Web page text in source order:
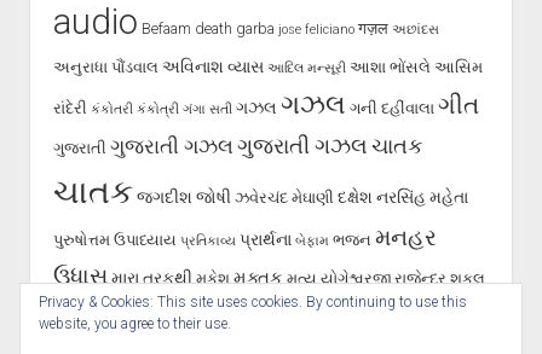
audio Befaam death garba jose feliciano गज़ल અછાંદસ
અનુરાધા પૌંડવાલ અવિનાશ વ્યાસ આદિલ મન્સૂરી આશા ભોંસલે આસિમ
રાંદેરી કંકોતરી કંકોત્રી ગંગા સતી ગઝલ ગઝલ ગની દહીંવાલા ગીત
ગુજરાતી ગુજરાતી ગઝલ ગુજરાતી ગઝલ ચાતક
ચાતક જગદીશ જોષી ઝવેરચંદ મેઘાણી દક્ષેશ નરસિંહ મહેતા
પુરુષોત્તમ ઉપાધ્યાય પ્રતિકાવ્ય પ્રાર્થના બેફામ ભજન મનહર
ઉધાસ મારા તરફથી મુકેશ મુક્તક મૃત્યુ યોગેશ્વરજી રાજેન્દ્ર શુકલ
રાવજી પટેલ શૂન્ય પાલનપુરી સૈફ પાલનપુરી હસ્તાક્ષર
Privacy & Cookies: This site uses cookies. By continuing to use this
website, you agree to their use.